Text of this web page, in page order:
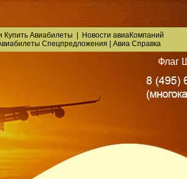
Купить Авиабилеты
Новости авиаКомпаний
Спецпредложения Авиа Справка
Флаг